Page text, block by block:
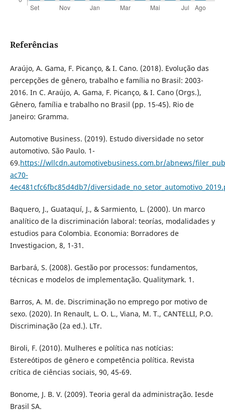
Referências
Araújo, A. Gama, F. Picanço, & I. Cano. (2018). Evolução das
percepções de gênero, trabalho e família no Brasil: 2003-
2016. In C. Araújo, A. Gama, F. Picanço, & I. Cano (Orgs.),
Gênero, família e trabalho no Brasil (pp. 15-45). Rio de
Janeiro: Gramma.
Automotive Business. (2019). Estudo diversidade no setor
automotivo. São Paulo. 1-
69.https://wllcdn.automotivebusiness.com.br/abnews/
ac70-
4ec481cfc6fbc85d4db7/
Baquero, J., Guataquí, J., & Sarmiento, L. (2000). Un marco
analítico de la discriminación laboral: teorías, modalidades y
estudios para Colombia. Economia: Borradores de
Investigacion, 8, 1-31.
Barbará, S. (2008). Gestão por processos: fundamentos,
técnicas e modelos de implementação. Qualitymark. 1.
Barros, A. M. de. Discriminação no emprego por motivo de
sexo. (2020). In Renault, L. O. L., Viana, M. T., CANTELLI, P.O.
Discriminação (2a ed.). LTr.
Biroli, F. (2010). Mulheres e política nas notícias:
Estereótipos de gênero e competência política. Revista
crítica de ciências sociais, 90, 45-69.
Bonome, J. B. V. (2009). Teoria geral da administração. Iesde
Brasil SA.